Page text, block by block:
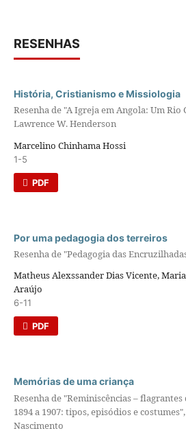
RESENHAS
História, Cristianismo e Missiologia
Resenha de "A Igreja em Angola: Um Rio
Lawrence W. Henderson
Marcelino Chinhama Hossi
1-5
PDF
Por uma pedagogia dos terreiros
Resenha de "Pedagogia das
Matheus Alexssander Dias Vicente,
Araújo
6-11
PDF
Memórias de uma criança
Resenha de "Reminiscências –
1894 a 1907: tipos, episódios e
Nascimento